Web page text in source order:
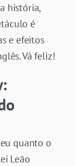
história,
é
e efeitos
Vá feliz!
quanto o
Leão